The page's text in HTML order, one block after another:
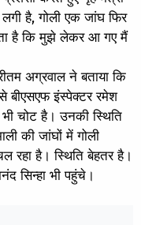
है, गोली एक जांघ फिर
है कि मुझे लेकर आ गए मैं
अग्रवाल ने बताया कि
बीएसएफ इंस्पेक्टर रमेश
चोट है। उनकी स्थिति
की जांघों में गोली
रहा है। स्थिति बेहतर है।
सिन्हा भी पहुंचे।